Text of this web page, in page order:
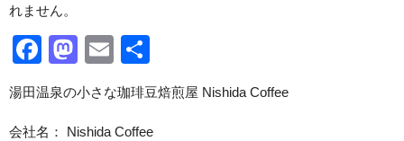
れません。
Facebook
Mastodon
Email
有
湯田温泉の小さな珈琲豆焙煎屋 Nishida Coffee
会社名： Nishida Coffee